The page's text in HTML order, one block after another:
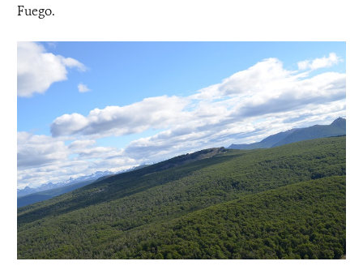
Fuego.